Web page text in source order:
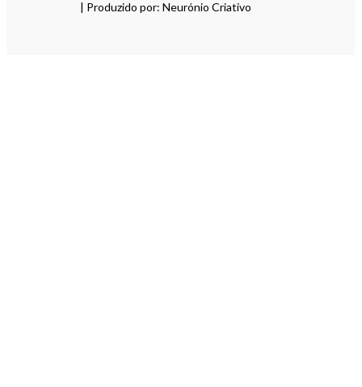
| Produzido por: Neurónio Criativo